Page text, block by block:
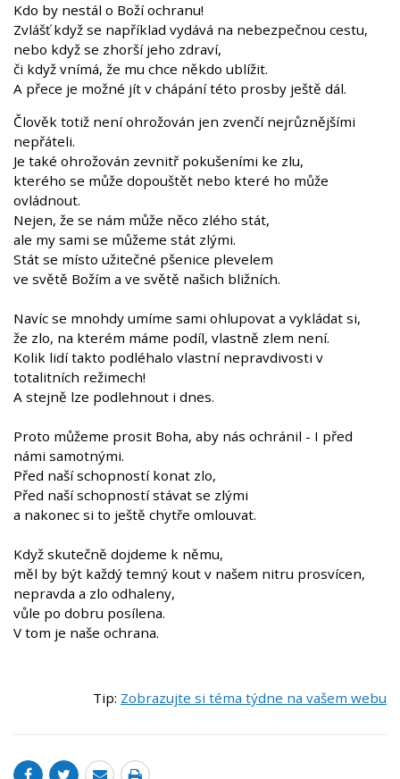
Kdo by nestál o Boží ochranu!
Zvlášť když se například vydává na nebezpečnou cestu,
nebo když se zhorší jeho zdraví,
či když vnímá, že mu chce někdo ublížit.
A přece je možné jít v chápání této prosby ještě dál.
Člověk totiž není ohrožován jen zvenčí nejrůznějšími
nepřáteli.
Je také ohrožován zevnitř pokušeními ke zlu,
kterého se může dopouštět nebo které ho může
ovládnout.
Nejen, že se nám může něco zlého stát,
ale my sami se můžeme stát zlými.
Stát se místo užitečné pšenice plevelem
ve světě Božím a ve světě našich bližních.
Navíc se mnohdy umíme sami ohlupovat a vykládat si,
že zlo, na kterém máme podíl, vlastně zlem není.
Kolik lidí takto podléhalo vlastní nepravdivosti v
totalitních režimech!
A stejně lze podlehnout i dnes.
Proto můžeme prosit Boha, aby nás ochránil - I před
námi samotnými.
Před naší schopností konat zlo,
Před naší schopností stávat se zlými
a nakonec si to ještě chytře omlouvat.
Když skutečně dojdeme k němu,
měl by být každý temný kout v našem nitru prosvícen,
nepravda a zlo odhaleny,
vůle po dobru posílena.
V tom je naše ochrana.
Tip: Zobrazujte si téma týdne na vašem webu